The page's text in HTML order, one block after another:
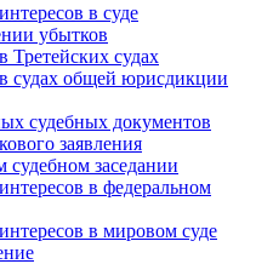
в суде
убытков
Третейских судах
судах общей юрисдикции
судебных документов
заявления
судебном заседании
в федеральном
в мировом суде